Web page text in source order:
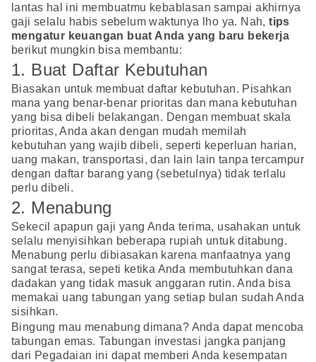
lantas hal ini membuatmu kebablasan sampai akhirnya
gaji selalu habis sebelum waktunya lho ya. Nah,tips
mengatur keuangan buat Anda yang baru bekerja
berikut mungkin bisa membantu:
1. Buat Daftar Kebutuhan
Biasakan untuk membuat daftar kebutuhan. Pisahkan
mana yang benar-benar prioritas dan mana kebutuhan
yang bisa dibeli belakangan. Dengan membuat skala
prioritas, Anda akan dengan mudah memilah
kebutuhan yang wajib dibeli, seperti keperluan harian,
uang makan, transportasi, dan lain lain tanpa tercampur
dengan daftar barang yang (sebetulnya) tidak terlalu
perlu dibeli.
2. Menabung
Sekecil apapun gaji yang Anda terima, usahakan untuk
selalu menyisihkan beberapa rupiah untuk ditabung.
Menabung perlu dibiasakan karena manfaatnya yang
sangat terasa, sepeti ketika Anda membutuhkan dana
dadakan yang tidak masuk anggaran rutin. Anda bisa
memakai uang tabungan yang setiap bulan sudah Anda
sisihkan.
Bingung mau menabung dimana? Anda dapat mencoba
tabungan emas. Tabungan investasi jangka panjang
dari Pegadaian ini dapat memberi Anda kesempatan